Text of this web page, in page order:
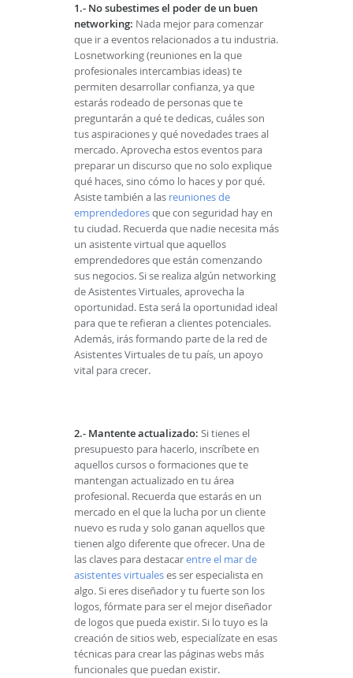
1.- No subestimes el poder de un buen
networking: Nada mejor para comenzar
que ir a eventos relacionados a tu industria.
Losnetworking (reuniones en la que
profesionales intercambias ideas) te
permiten desarrollar confianza, ya que
estarás rodeado de personas que te
preguntarán a qué te dedicas, cuáles son
tus aspiraciones y qué novedades traes al
mercado. Aprovecha estos eventos para
preparar un discurso que no solo explique
qué haces, sino cómo lo haces y por qué.
Asiste también a las reuniones de
emprendedoresque con seguridad hay en
tu ciudad. Recuerda que nadie necesita más
un asistente virtual que aquellos
emprendedores que están comenzando
sus negocios. Si se realiza algún networking
de Asistentes Virtuales, aprovecha la
oportunidad. Esta será la oportunidad ideal
para que te refieran a clientes potenciales.
Además, irás formando parte de la red de
Asistentes Virtuales de tu país, un apoyo
vital para crecer.
2.- Mantente actualizado: Si tienes el
presupuesto para hacerlo, inscríbete en
aquellos cursos o formaciones que te
mantengan actualizado en tu área
profesional. Recuerda que estarás en un
mercado en el que la lucha por un cliente
nuevo es ruda y solo ganan aquellos que
tienen algo diferente que ofrecer. Una de
las claves para destacarentre el mar de
asistentes virtualeses ser especialista en
algo. Si eres diseñador y tu fuerte son los
logos, fórmate para ser el mejor diseñador
de logos que pueda existir. Si lo tuyo es la
creación de sitios web, especialízate en esas
técnicas para crear las páginas webs más
funcionales que puedan existir.